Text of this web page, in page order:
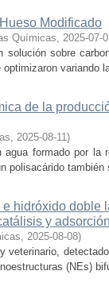
Modificado
Químicas, 2025-07-
sobre
variando
de la
, 2025-08-11)
formado por la
polisacárido
hidróxido doble
y
, 2025-08-08)
veterinario,
(NEs)